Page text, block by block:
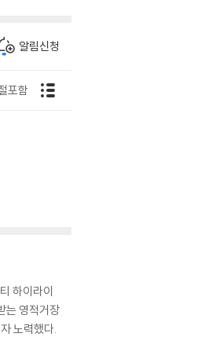
알림신청
포함
하이라이
는 영적거장
노력했다.